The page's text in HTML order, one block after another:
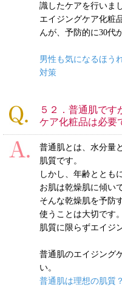
識したケアを行いま
エイジングケア化粧
んが、予防的に30代
男性も気になるほう
対策
５２．普通肌で
ケア化粧品は必要
普通肌とは、水分量
肌質です。
しかし、年齢ととも
お肌は乾燥肌に傾い
そんな乾燥肌を予防
使うことは大切です。
肌質に限らずエイジ
普通肌のエイジング
い。
普通肌は理想の肌質